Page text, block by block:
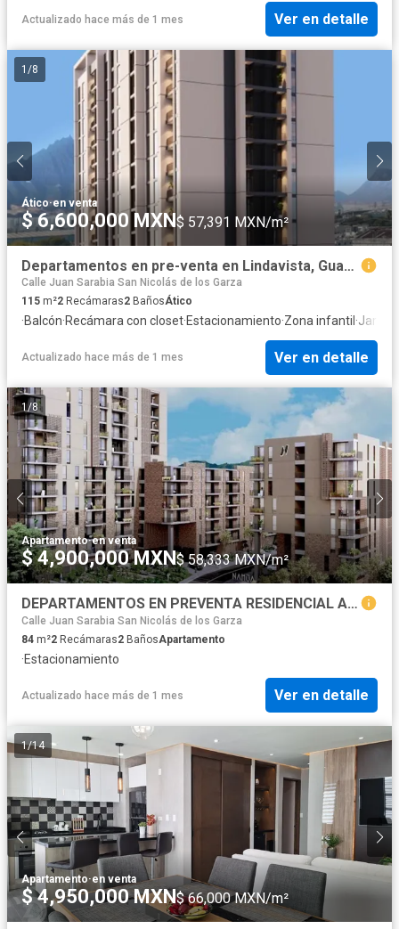
Actualizado hace más de 1 mes Ver en detalle
1 /8
Ático·en venta
$ 6,600,000 MXN$ 57,391 MXN/m²
Departamentos en pre-venta en Lindavista, Guadalupe, Nuevo León. (PTorres)
Calle Juan Sarabia San Nicolás de los Garza
115 m²2 Recámaras2 BañosÁtico
·Balcón·Recámara con closet·Estacionamiento·Zona infantil ·Jardín
Actualizado hace más de 1 mes Ver en detalle
1/8
Apartamento·en venta
$ 4,900,000 MXN$ 58,333 MXN/m²
DEPARTAMENTOS EN PREVENTA RESIDENCIAL ANAHUAC SAN NICOLAS DE LOS GARZA, N.L.
Calle Juan Sarabia San Nicolás de los Garza
84 m²2 Recámaras2 BañosApartamento
·Estacionamiento
Actualizado hace más de 1 mes Ver en detalle
1/14
Apartamento·en venta
$ 4,950,000 MXN$ 66,000 MXN/m²